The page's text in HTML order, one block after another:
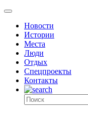
Новости
Истории
Места
Люди
Отдых
Спецпроекты
Контакты